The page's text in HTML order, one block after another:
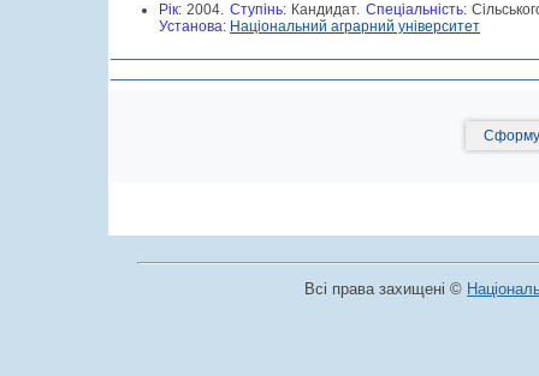
Рік:2004. Cтупінь: Кандидат. Спеціальність:
Установа: Національний аграрний університет
Всі права захищені ©